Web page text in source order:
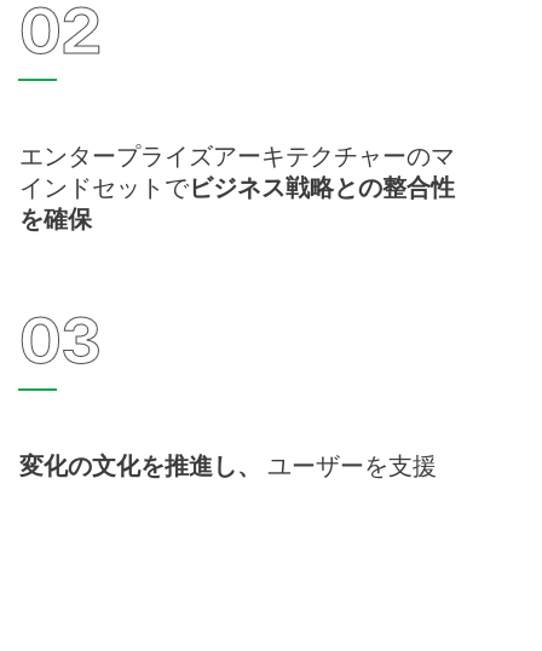
02
エンタープライズアーキテクチャーのマ
インドセットでビジネス戦略との整合性
を確保
03
変化の文化を推進し、 ユーザーを支援